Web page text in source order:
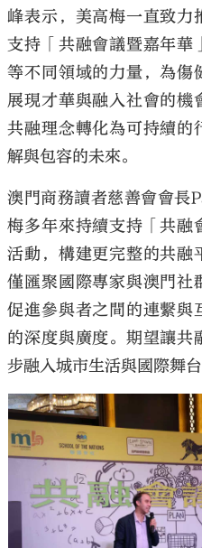
峰表示，美高梅一直致力
支持「共融會議暨嘉年華
等不同領域的力量，為傷
展現才華與融入社會的機
共融理念轉化為可持續的
解與包容的未來。
澳門商務讀者慈善會會長
梅多年來持續支持「共融
活動，構建更完整的共融
僅匯聚國際專家與澳門社
促進參與者之間的連繫與
的深度與廣度。期望讓共
步融入城市生活與國際舞台